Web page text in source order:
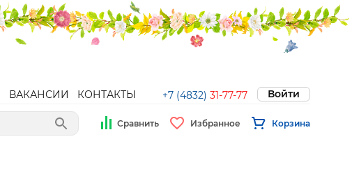
ВАКАНСИИ КОНТАКТЫ +7 (4832) 31-77-77 Войти
Сравнить Избранное Корзина